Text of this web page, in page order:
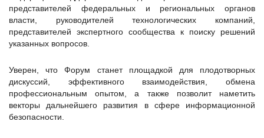
представителей федеральных и региональных органов
власти, руководителей технологических компаний,
представителей экспертного сообщества к поиску решений
указанных вопросов.
Уверен, что Форум станет площадкой для плодотворных
дискуссий, эффективного взаимодействия, обмена
профессиональным опытом, а также позволит наметить
векторы дальнейшего развития в сфере информационной
безопасности.